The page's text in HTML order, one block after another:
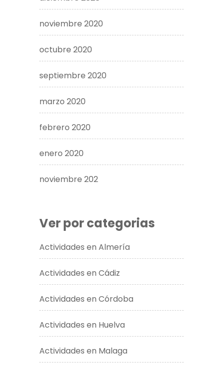
noviembre 2020
octubre 2020
septiembre 2020
marzo 2020
febrero 2020
enero 2020
noviembre 202
Ver por categorias
Actividades en Almería
Actividades en Cádiz
Actividades en Córdoba
Actividades en Huelva
Actividades en Malaga